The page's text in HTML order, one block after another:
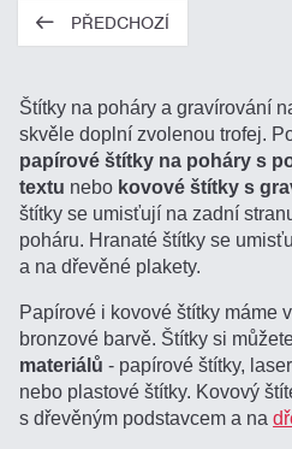
PŘEDCHOZÍ
Štítky na poháry a gravírování
skvěle doplní zvolenou trofej.
papírové štítky na poháry s
textu nebo kovové štítky s
štítky se umisťují na zadní
poháru. Hranaté štítky se
a na dřevěné plakety.
Papírové i kovové štítky máme
bronzové barvě. Štítky si
materiálů - papírové štítky,
nebo plastové štítky. Kovový
s dřevěným podstavcem a na